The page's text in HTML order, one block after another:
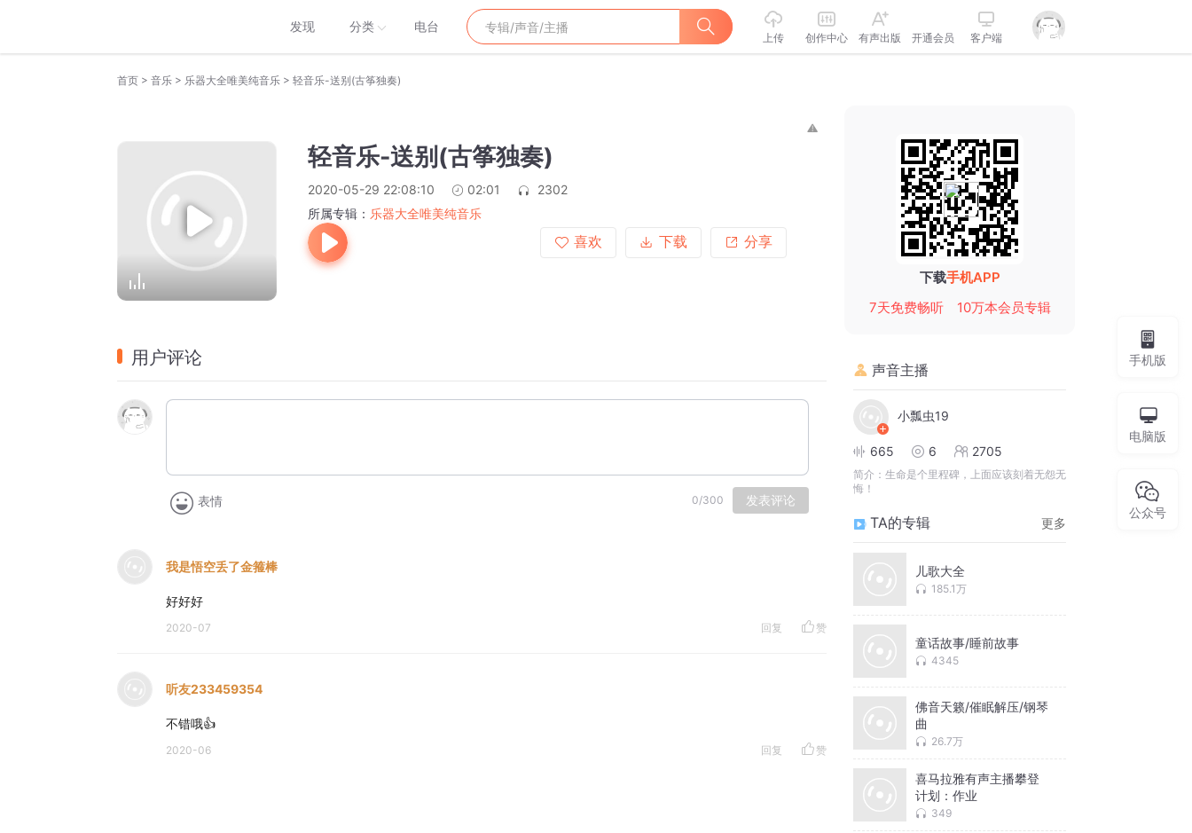
发现 分类 电台
上传 创作中心 有声出版 开通会员 客户端
首页 > 音乐 > 乐器大全唯美纯音乐 > 轻音乐-送别(古筝独奏)
轻音乐-送别(古筝独奏)
2020-05-29 22:08:10 02:01
2302
所属专辑： 乐器大全唯美纯音乐
喜欢
下载 分享
用户评论
表情 0/300 发表评论
我是悟空丢了金箍棒
好好好
2020-07 回复 赞
听友233459354
不错哦👍
2020-06 回复 赞
下载手机APP
7天免费畅听
10万本会员专辑
声音主播
小瓢虫19
665 6 2705
简介： 生命是个里程碑，上面应该刻着无怨无
悔！
TA的专辑 更多
儿歌大全
185.1万
童话故事/睡前故事
4345
佛音天籁/催眠解压/钢琴
曲
26.7万
喜马拉雅有声主播攀登
计划：作业
349
手机版
电脑版
公众号